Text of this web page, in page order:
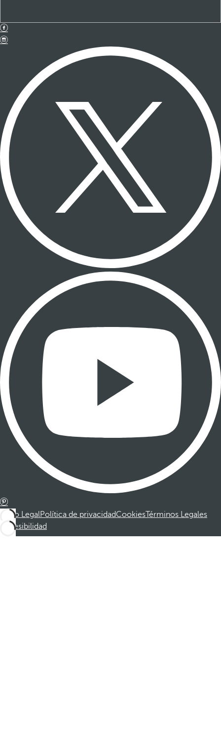
Aviso LegalPolítica de privacidadCookiesTérminos Legales
Accesibilidad